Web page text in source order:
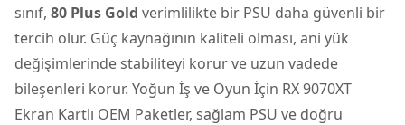
sınıf, 80 Plus Gold verimlilikte bir PSU daha güvenli bir
tercih olur. Güç kaynağının kaliteli olması, ani yük
değişimlerinde stabiliteyi korur ve uzun vadede
bileşenleri korur. Yoğun İş ve Oyun İçin RX 9070XT
Ekran Kartlı OEM Paketler, sağlam PSU ve doğru